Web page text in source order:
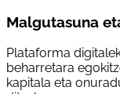
Malgutasuna
Plataforma
beharretara
kapitala eta